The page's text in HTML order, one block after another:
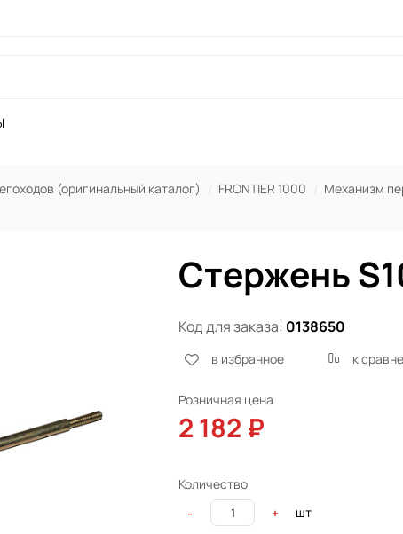
(оригинальный каталог) FRONTIER 1000 Механизм
Стержень
Код для заказа: 0138650
в избранное к
Розничная цена
2 182 ₽
Количество
-
+ шт